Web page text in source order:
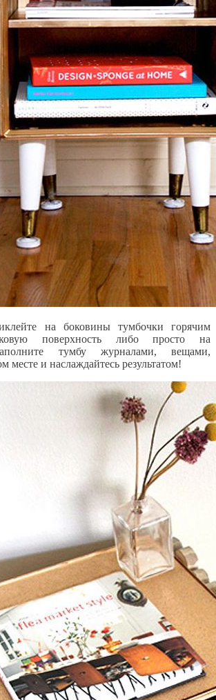
на боковины тумбочки горячим
поверхность либо просто на
тумбу журналами, вещами,
месте и наслаждайтесь результатом!